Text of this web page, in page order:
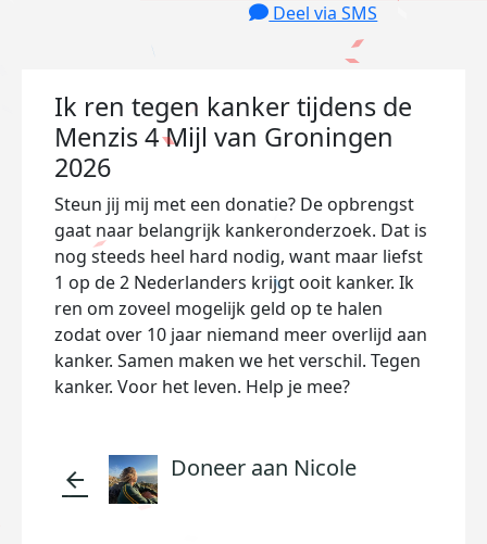
Deel via SMS
Ik ren tegen kanker tijdens de
Menzis 4 Mijl van Groningen
2026
Steun jij mij met een donatie? De opbrengst
gaat naar belangrijk kankeronderzoek. Dat is
nog steeds heel hard nodig, want maar liefst
1 op de 2 Nederlanders krijgt ooit kanker. Ik
ren om zoveel mogelijk geld op te halen
zodat over 10 jaar niemand meer overlijd aan
kanker. Samen maken we het verschil. Tegen
kanker. Voor het leven. Help je mee?
arrow_back Doneer aan Nicole